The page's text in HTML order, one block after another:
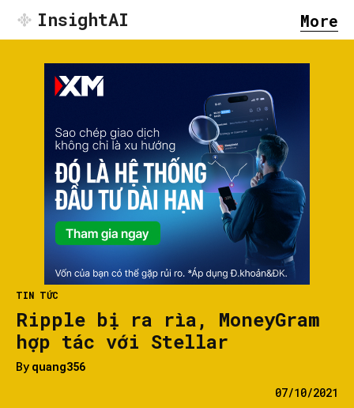
InsightAI More
TIN TỨC
Ripple bị ra rìa, MoneyGram
hợp tác với Stellar
By quang356
07/10/2021